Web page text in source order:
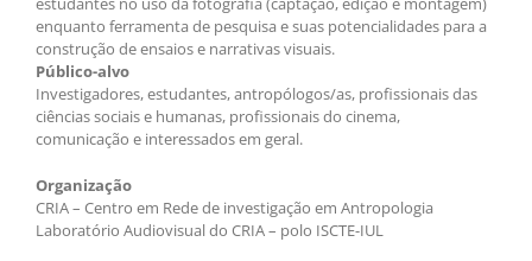
enquanto ferramenta de pesquisa e suas potencialidades para a
construção de ensaios e narrativas visuais.
Público-alvo
Investigadores, estudantes, antropólogos/as, profissionais das
ciências sociais e humanas, profissionais do cinema,
comunicação e interessados em geral.
Organização
CRIA – Centro em Rede de investigação em Antropologia
Laboratório Audiovisual do CRIA – polo ISCTE-IUL